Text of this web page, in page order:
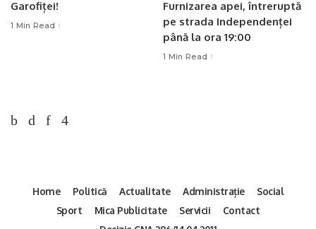
Garofiței!
1 Min Read
Furnizarea apei, întreruptă
pe strada Independenței
până la ora 19:00
1 Min Read
Home Politică Actualitate Administrație
Social
Sport
Mica Publicitate Servicii
Contact